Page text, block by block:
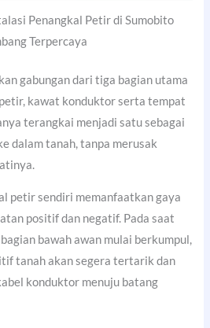
Penangkal Petir di Sumobito
Terpercaya
gabungan dari tiga bagian utama
kawat konduktor serta tempat
terangkai menjadi satu sebagai
dalam tanah, tanpa merusak
petir sendiri memanfaatkan gaya
positif dan negatif. Pada saat
bawah awan mulai berkumpul,
tanah akan segera tertarik dan
konduktor menuju batang